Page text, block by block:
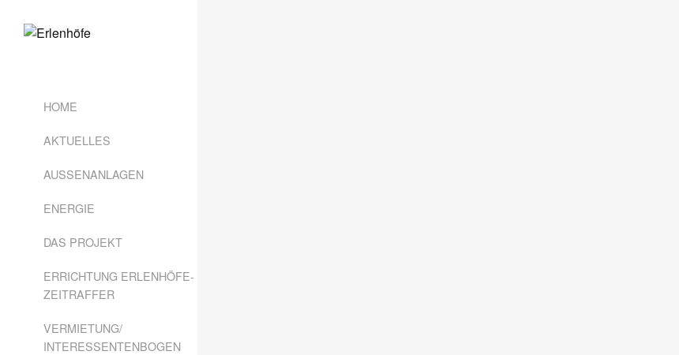
HOME
AKTUELLES
AUSSENANLAGEN
ENERGIE
DAS PROJEKT
ERRICHTUNG ERLENHÖFE-
ZEITRAFFER
VERMIETUNG/
INTERESSENTENBOGEN